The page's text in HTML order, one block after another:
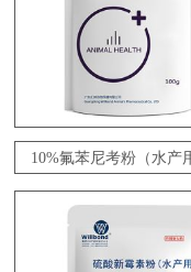
10%氟苯尼考粉（水产